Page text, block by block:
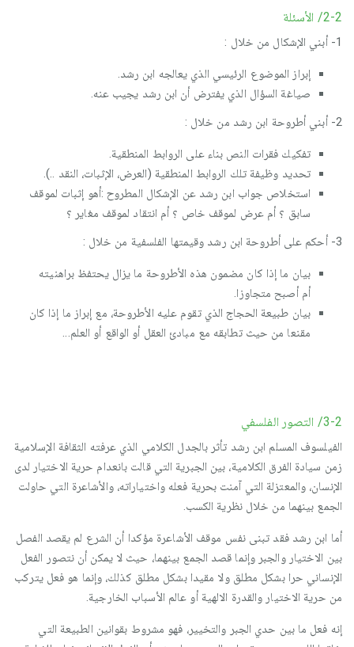
2-2/ الأسئلة
1- أبني الإشكال من خلال :
إبراز الموضوع الرئيسي الذي يعالجه ابن رشد.
صياغة السؤال الذي يفترض أن ابن رشد يجيب عنه.
2- أبني أطروحة ابن رشد من خلال :
تفكيك فقرات النص بناء على الروابط المنطقية.
تحديد وظيفة تلك الروابط المنطقية (العرض، الإثبات، النقد ..).
استخلاص جواب ابن رشد عن الإشكال المطروح :أهو إثبات لموقف
سابق ؟ أم عرض لموقف خاص ؟ أم انتقاد لموقف مغاير ؟
3- أحكم على أطروحة ابن رشد وقيمتها الفلسفية من خلال :
بيان ما إذا كان مضمون هذه الأطروحة ما يزال يحتفظ براهنيته
أم أصبح متجاوزا.
بيان طبيعة الحجاج الذي تقوم عليه الأطروحة، مع إبراز ما إذا كان
مقنعا من حيث تطابقه مع مبادئ العقل أو الواقع أو العلم...
3-2/ التصور الفلسفي
الفيلسوف المسلم ابن رشد تأثر بالجدل الكلامي الذي عرفته الثقافة الإسلامية
زمن سيادة الفرق الكلامية، بين الجبرية التي قالت بانعدام حرية الاختيار لدى
الإنسان، والمعتزلة التي آمنت بحرية فعله واختياراته، والأشاعرة التي حاولت
الجمع بينهما من خلال نظرية الكسب.
أما ابن رشد فقد تبنى نفس موقف الأشاعرة مؤكدا أن الشرع لم يقصد الفصل
بين الاختيار والجبر وإنما قصد الجمع بينهما، حيث لا يمكن أن نتصور الفعل
الإنساني حرا بشكل مطلق ولا مقيدا بشكل مطلق كذلك، وإنما هو فعل يتركب
من حرية الاختيار والقدرة الالهية أو عالم الأسباب الخارجية.
إنه فعل ما بين حدي الجبر والتخيير، فهو مشروط بقوانين الطبيعة التي